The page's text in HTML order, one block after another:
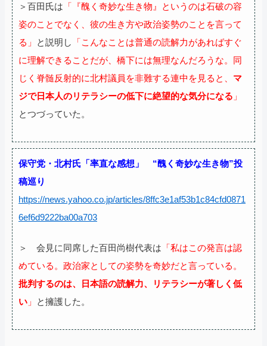
＞百田氏は 「『醜く奇妙な生き物』というのは石破の容
姿のことでなく、彼の生き方や政治姿勢のことを言って
る」
と説明し
「こんなことは普通の読解力があればすぐ
に理解できることだが、橋下には無理なんだろうな。同
じく脊髄反射的に北村議員を非難する連中を見ると、 マ
ジで日本人のリテラシーの低下に絶望的な気分になる 」
とつづっていた。
保守党・北村氏「率直な感想」 “醜く奇妙な生き物”投
稿巡り
https://news.yahoo.co.jp/articles/8ffc3e1af53b1c84cfd0871
6ef6d9222ba00a703
＞ 会見に同席した百田尚樹代表は 「私はこの発言は認
めている。政治家としての姿勢を奇妙だと言っている。
批判するのは、日本語の読解力、リテラシーが著しく低
い 」 と擁護した。